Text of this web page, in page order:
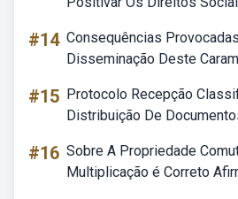
#14 Consequências
Disseminação Deste
#15 Protocolo Recepção
Distribuição De
#16 Sobre A Propriedade
Multiplicação é Correto